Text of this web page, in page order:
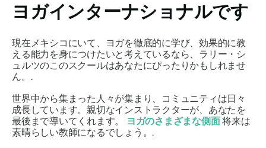
ヨガインターナショナルです
現在メキシコにいて、ヨガを徹底的に学び、効果的に教
える能力を身につけたいと考えているなら、ラリー・シ
ュルツのこのスクールはあなたにぴったりかもしれませ
ん。.
世界中から集まった人々が集まり、コミュニティは日々
成長しています。親切なインストラクターが、あなたを
最後まで導いてくれます。
ヨガのさまざまな側面将来は
素晴らしい教師になるでしょう。.